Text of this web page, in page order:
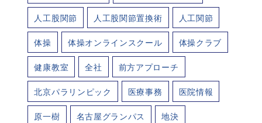
人工股関節 人工股関節置換術 人工関節
体操 体操オンラインスクール 体操クラブ
健康教室 全社 前方アプローチ
北京パラリンピック 医療事務 医院情報
原一樹 名古屋グランパス 地決